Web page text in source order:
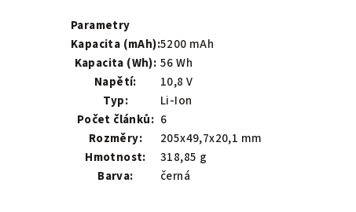
Parametry
Kapacita (mAh):5200 mAh
Kapacita (Wh): 56 Wh
Napětí:
10,8 V
Typ:
Li-Ion
Počet článků: 6
Rozměry:
205x49,7x20,1 mm
Hmotnost:
318,85 g
Barva:
černá